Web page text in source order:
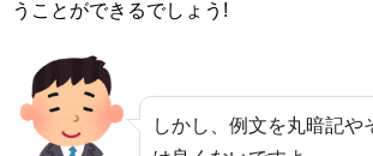
うことができるでしょう!
しかし、例文を丸暗記や